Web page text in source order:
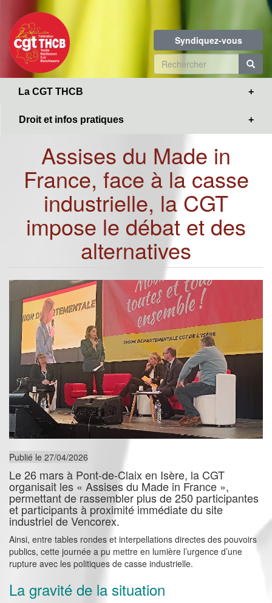
contenu
principal
Syndiquez-vous
Formulaire
de
La CGT THCB
Droit et infos pratiques
Assises du Made in
France, face à la casse
industrielle, la CGT
impose le débat et des
alternatives
Publié le 27/04/2026
Le 26 mars à Pont-de-Claix en Isère, la CGT
organisait les « Assises du Made in France »,
permettant de rassembler plus de 250 participantes
et participants à proximité immédiate du site
industriel de Vencorex.
Ainsi, entre tables rondes et interpellations directes des pouvoirs
publics, cette journée a pu mettre en lumière l’urgence d’une
rupture avec les politiques de casse industrielle.
La gravité de la situation